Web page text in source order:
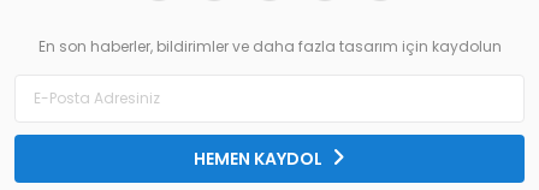
En son haberler, bildirimler ve daha fazla tasarım için kaydolun
HEMEN KAYDOL